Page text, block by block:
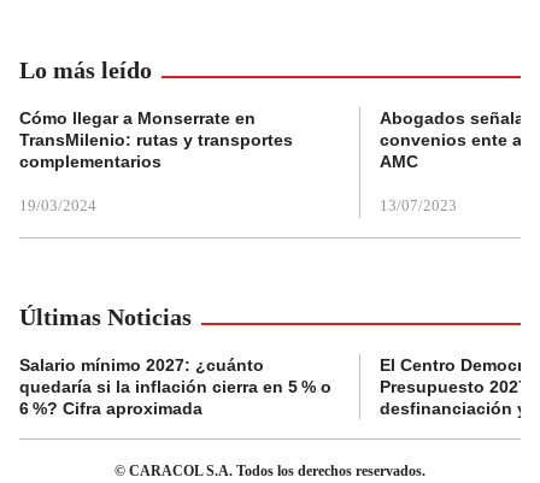
Lo más leído
Cómo llegar a Monserrate en
TransMilenio: rutas y transportes
complementarios
19/03/2024
Abogados
convenios ente
AMC
13/07/2023
Últimas Noticias
Salario mínimo 2027: ¿cuánto
quedaría si la inflación cierra en 5 % o
6 %? Cifra aproximada
El Centro
Presupuesto 2027
desfinanciación y
© CARACOL S.A. Todos los derechos reservados.